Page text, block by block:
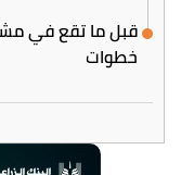
خطوات